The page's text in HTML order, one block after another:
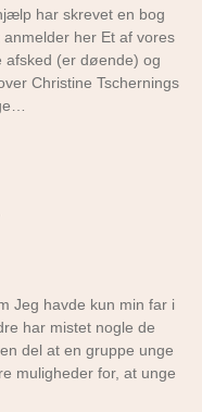
har skrevet en bog
her Et af vores
(er døende) og
Christine Tschernings
Jeg havde kun min far i
har mistet nogle de
del at en gruppe unge
muligheder for, at unge